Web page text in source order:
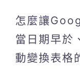
怎麼讓
當日期早於
動變換表格